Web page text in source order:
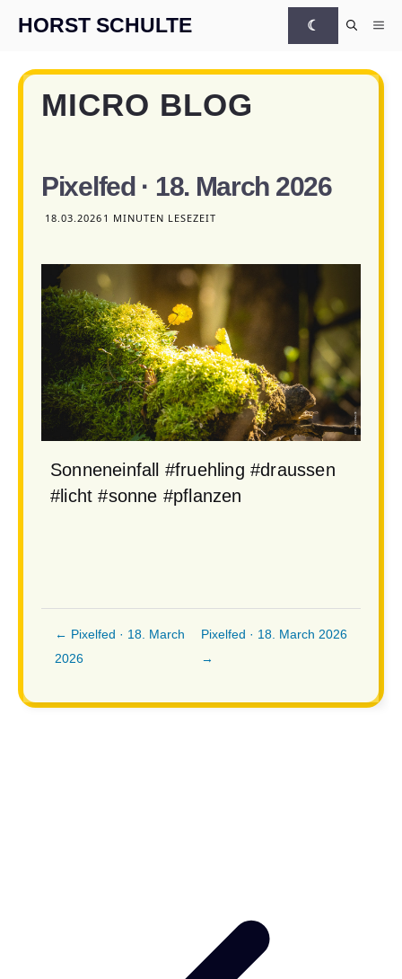
HORST SCHULTE ☾
MICRO BLOG
Pixelfed · 18. March 2026
18.03.2026 1 MINUTEN LESEZEIT
Sonneneinfall #fruehling #draussen
#licht #sonne #pflanzen
← Pixelfed · 18. March
2026
Pixelfed · 18. March 2026
→